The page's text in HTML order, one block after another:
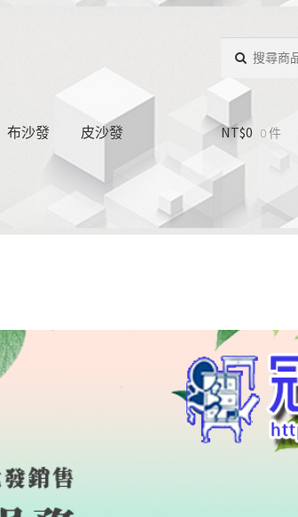
尋：
布沙發 皮沙發 NT$0 0 件